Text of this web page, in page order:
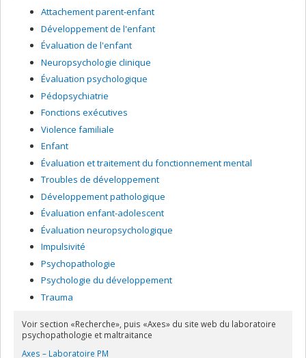
Attachement parent-enfant
Développement de l'enfant
Évaluation de l'enfant
Neuropsychologie clinique
Évaluation psychologique
Pédopsychiatrie
Fonctions exécutives
Violence familiale
Enfant
Évaluation et traitement du fonctionnement mental
Troubles de développement
Développement pathologique
Évaluation enfant-adolescent
Évaluation neuropsychologique
Impulsivité
Psychopathologie
Psychologie du développement
Trauma
Voir section «Recherche», puis «Axes» du site web du laboratoire
psychopathologie et maltraitance
Axes – Laboratoire PM